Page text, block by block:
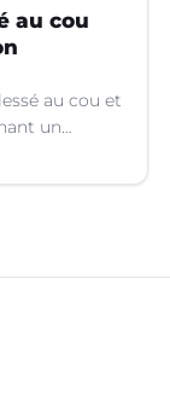
au cou
au cou et
un